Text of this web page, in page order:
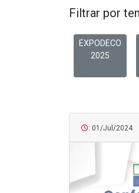
Filtrar por
EXPODECO
2025
: 01/Jul/2024